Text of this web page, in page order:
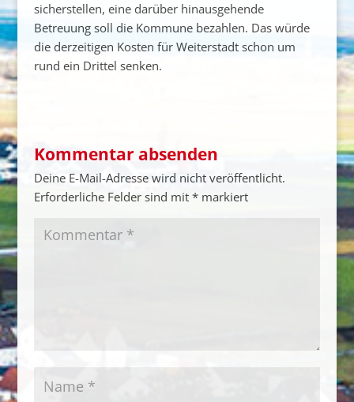
sicherstellen, eine darüber hinausgehende
Betreuung soll die Kommune bezahlen. Das würde
die derzeitigen Kosten für Weiterstadt schon um
rund ein Drittel senken.
Kommentar absenden
Deine E-Mail-Adresse wird nicht veröffentlicht.
Erforderliche Felder sind mit *markiert